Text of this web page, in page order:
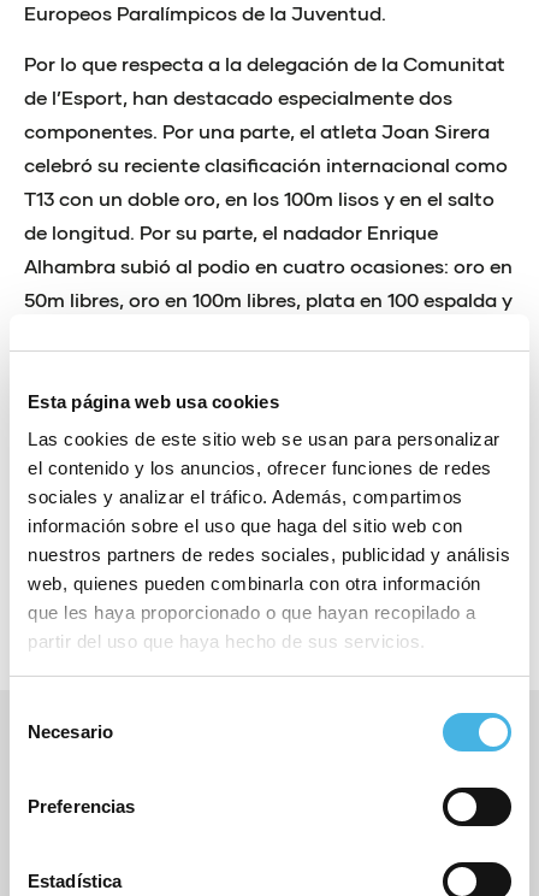
Esta página web usa cookies
Las cookies de este sitio web se usan para personalizar
el contenido y los anuncios, ofrecer funciones de redes
sociales y analizar el tráfico. Además, compartimos
información sobre el uso que haga del sitio web con
nuestros partners de redes sociales, publicidad y análisis
web, quienes pueden combinarla con otra información
que les haya proporcionado o que hayan recopilado a
partir del uso que haya hecho de sus servicios.
Necesario
Preferencias
Estadística
Europeos Paralímpicos de la Juventud.
Por lo que respecta a la delegación de la Comunitat
de l’Esport, han destacado especialmente dos
componentes. Por una parte, el atleta Joan Sirera
celebró su reciente clasificación internacional como
T13 con un doble oro, en los 100m lisos y en el salto
de longitud. Por su parte, el nadador Enrique
Alhambra subió al podio en cuatro ocasiones: oro en
50m libres, oro en 100m libres, plata en 100 espalda y
Compartir:
Anterior
España gana cuatro medallas en el segundo día del
Siguiente
élite